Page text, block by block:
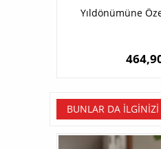
Yıldönümüne
BUNLAR DA İLGINIZI